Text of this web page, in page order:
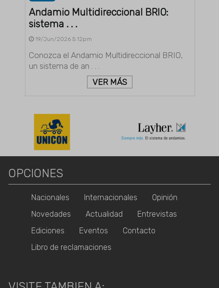
Andamio Multidireccional BRIO:
sistema . . .
19/Jun/2026 5:12pm
Conozca el Andamio Multidireccional BRIO,
un sistema de an . . .
VER MÁS
OPCIONES
Nacionales Internacionales
Opinión
Novedades
Actualidad
Entrevistas
Ediciones
Eventos
Contacto
Libro de reclamaciones